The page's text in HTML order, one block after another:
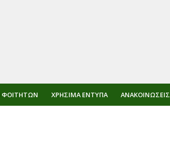
ΧΡΉΣΙΜΑ ΈΝΤΥΠΑ ΑΝΑΚΟΙΝΏΣΕΙΣ